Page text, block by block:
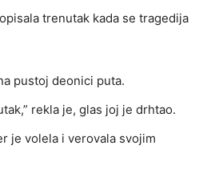
trenutak kada se tragedija
pustoј deonici puta.
rekla je, glas joj je drhtao.
je volela i verovala svojim